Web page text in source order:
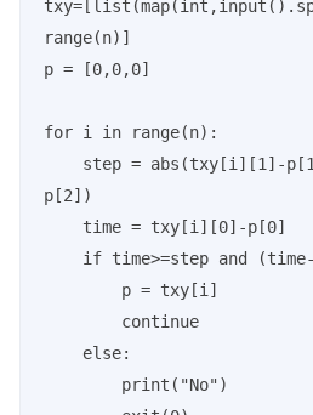
range(n)]
p = [0,0,0]
for i in range(n):
p[2])